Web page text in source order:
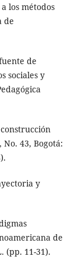
los métodos
de
de
sociales y
43, Bogotá:
y
de
(pp. 11-31).